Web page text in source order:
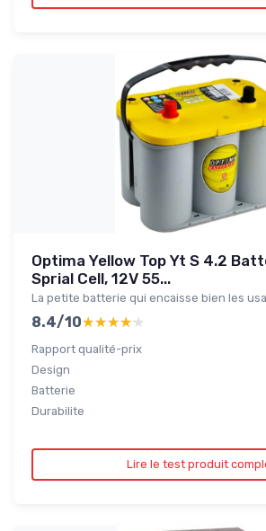
Optima Yellow Top Yt S 4.2
Sprial Cell, 12V 55...
La petite batterie qui encaisse bien les
8.4/10★★★★★
★★★★★
Rapport qualité-prix
Design
Batterie
Durabilite
Lire le test produit